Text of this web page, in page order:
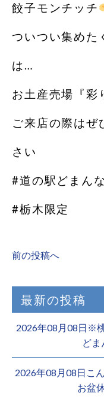
餃子モンチッチ
ついつい集めた
は…
お土産売場『彩
ご来店の際はぜ
さい
#道の駅どま
#栃木限定
前の投稿へ
最新の投稿
2026年08月08日※
どま
2026年08月08日こ
お盆